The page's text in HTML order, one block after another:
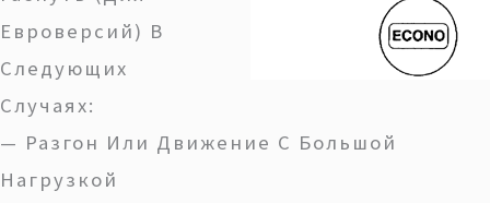
Евроверсий) В
Следующих
Случаях:
— Разгон Или Движение С Большой
Нагрузкой